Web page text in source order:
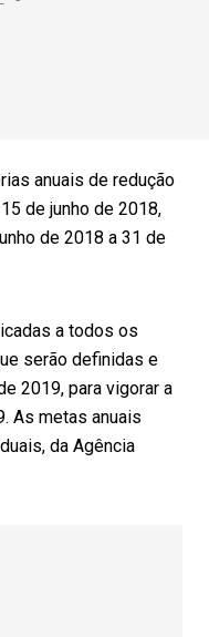
anuais de redução
de junho de 2018,
de 2018 a 31 de
a todos os
serão definidas e
2019, para vigorar a
As metas anuais
da Agência